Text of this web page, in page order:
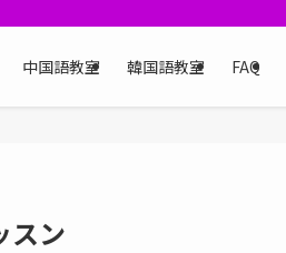
中国語教室 韓国語教室 FAQ
スン